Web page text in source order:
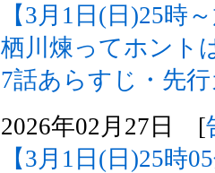
【3月1日(日)25時
栖川煉ってホント
7話あらすじ・先
2026年02月27日 [
【3月1日(日)25時